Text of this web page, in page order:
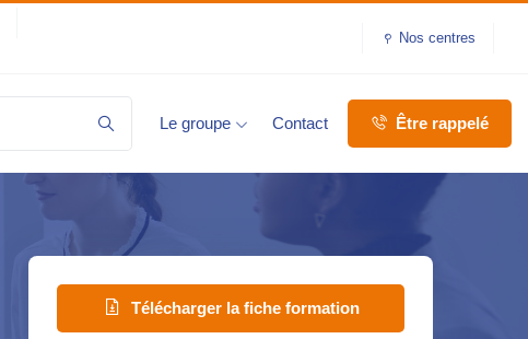
Nos centres
Le groupe Contact Être rappelé
Télécharger la fiche formation